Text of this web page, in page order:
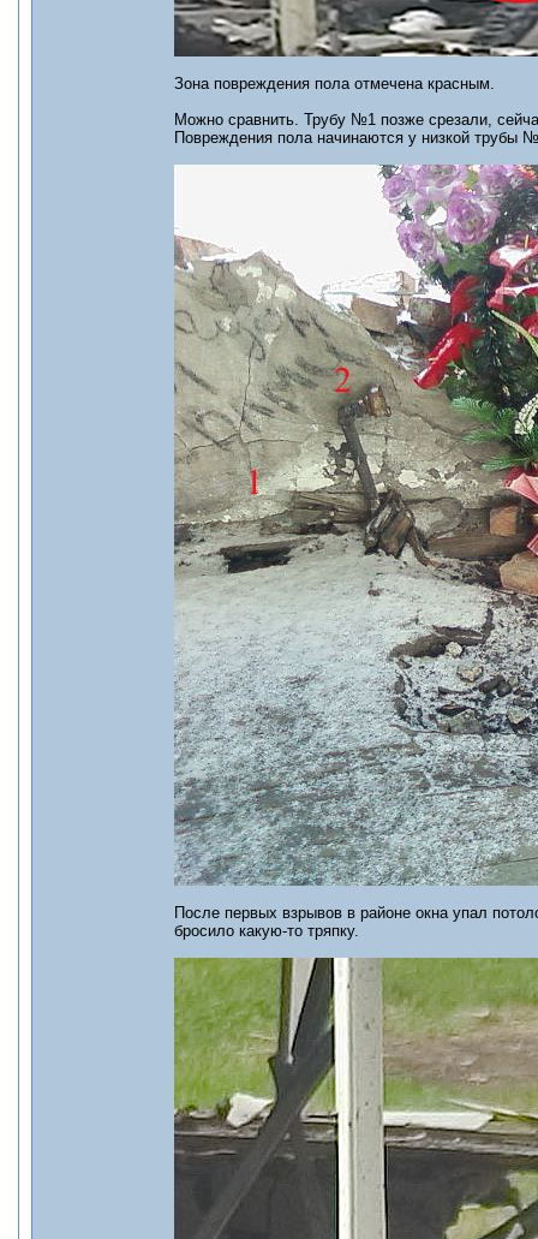
Зона повреждения пола отмечена красным.
Можно сравнить. Трубу №1 позже срезали,
Повреждения пола начинаются у низкой трубы
После первых взрывов в районе окна упал
бросило какую-то тряпку.